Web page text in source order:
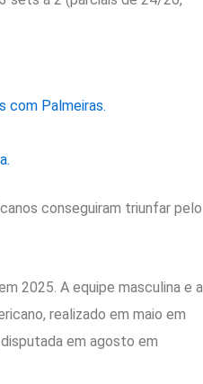
com Palmeiras.
conseguiram triunfar pelo
2025. A equipe masculina e a
realizado em maio em
em agosto em